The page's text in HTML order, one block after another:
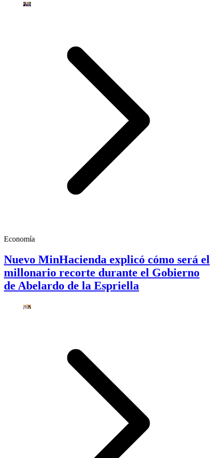
Economía
Nuevo MinHacienda explicó cómo será el
millonario recorte durante el Gobierno
de Abelardo de la Espriella